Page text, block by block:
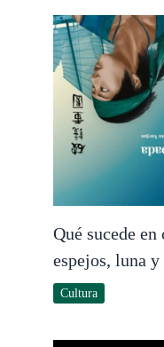
Qué sucede
espejos, luna y
Cultura